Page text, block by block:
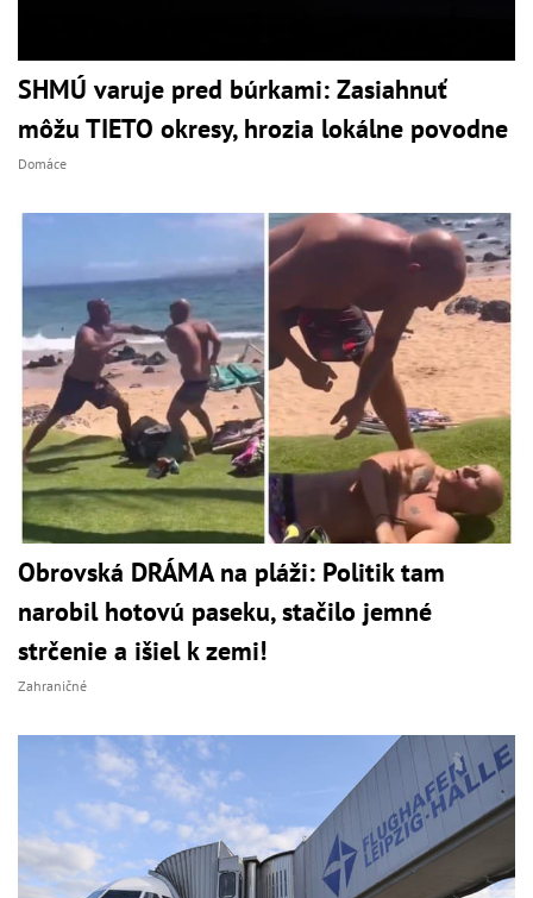
SHMÚ varuje pred búrkami: Zasiahnuť
môžu TIETO okresy, hrozia lokálne povodne
Domáce
Obrovská DRÁMA na pláži: Politik tam
narobil hotovú paseku, stačilo jemné
strčenie a išiel k zemi!
Zahraničné